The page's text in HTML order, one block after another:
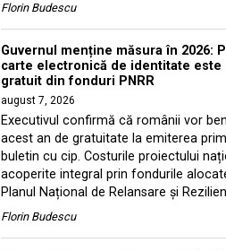
Florin Budescu
Guvernul menține măsura în 2026:
carte electronică de identitate este
gratuit din fonduri PNRR
august 7, 2026
Executivul confirmă că românii vor
acest an de gratuitate la emiterea
buletin cu cip. Costurile proiectului
acoperite integral prin fondurile
Planul Național de Relansare și
Florin Budescu